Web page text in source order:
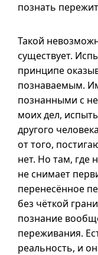
познать
Такой
существует.
принципе
познаваемым.
познанными с
моих дел,
другого
от того,
нет. Но там, где
не снимает
перенесённое
без чёткой
познание
переживания.
реальность, и